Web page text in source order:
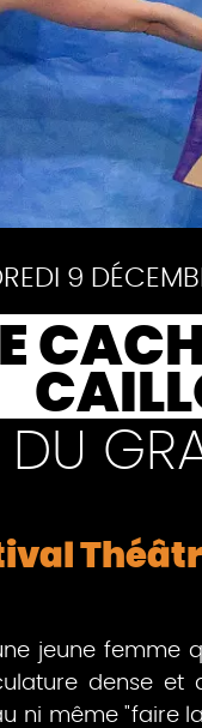
9
DU
jeune femme
dense et
ni même "faire